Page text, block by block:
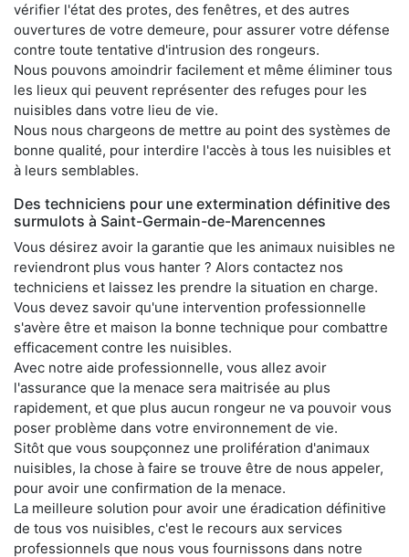
vérifier l'état des protes, des fenêtres, et des autres
ouvertures de votre demeure, pour assurer votre défense
contre toute tentative d'intrusion des rongeurs.
Nous pouvons amoindrir facilement et même éliminer tous
les lieux qui peuvent représenter des refuges pour les
nuisibles dans votre lieu de vie.
Nous nous chargeons de mettre au point des systèmes de
bonne qualité, pour interdire l'accès à tous les nuisibles et
à leurs semblables.
Des techniciens pour une extermination définitive des
surmulots à Saint-Germain-de-Marencennes
Vous désirez avoir la garantie que les animaux nuisibles ne
reviendront plus vous hanter ? Alors contactez nos
techniciens et laissez les prendre la situation en charge.
Vous devez savoir qu'une intervention professionnelle
s'avère être et maison la bonne technique pour combattre
efficacement contre les nuisibles.
Avec notre aide professionnelle, vous allez avoir
l'assurance que la menace sera maitrisée au plus
rapidement, et que plus aucun rongeur ne va pouvoir vous
poser problème dans votre environnement de vie.
Sitôt que vous soupçonnez une prolifération d'animaux
nuisibles, la chose à faire se trouve être de nous appeler,
pour avoir une confirmation de la menace.
La meilleure solution pour avoir une éradication définitive
de tous vos nuisibles, c'est le recours aux services
professionnels que nous vous fournissons dans notre